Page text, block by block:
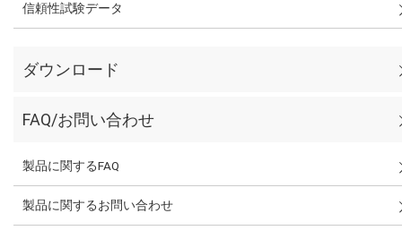
信頼性試験データ
ダウンロード
FAQ/お問い合わせ
製品に関するFAQ
製品に関するお問い合わせ